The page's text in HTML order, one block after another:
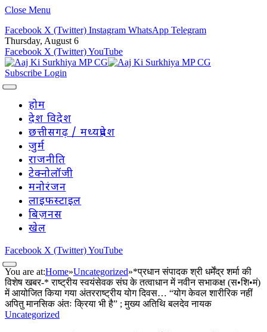
Close Menu
Facebook X (Twitter) Instagram WhatsApp Telegram
Thursday, August 6
Facebook X (Twitter)YouTube
Subscribe Login
होम
देश विदेश
छत्तीसगढ़ / मध्यप्रदेश
जुर्म
राजनीति
टेक्नोलॉजी
मनोरंजन
लाइफस्टाइल
बिज़नस
खेल
Facebook X (Twitter)YouTube
You are at:Home»Uncategorized»*प्रधान संपादक श्री धर्मेंद्र शर्मा की
विशेष खबर-* राष्ट्रीय स्वयंसेवक संघ के तत्वाधान में नवीन सभाकक्ष (स•शि•मं)
में आयोजित किया गया अंतरराष्ट्रीय योग दिवस… “योग केवल शारीरिक नहीं
अपितु मानसिक अंतः क्रिया भी है” ; मुख्य अतिथि बलदेव नायक
Uncategorized